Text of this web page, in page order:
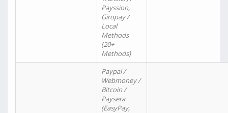
Payssion,
Giropay /
Local
Methods
(20+
Methods)
Paypal /
Webmoney /
Bitcoin /
Paysera
(EasyPay,